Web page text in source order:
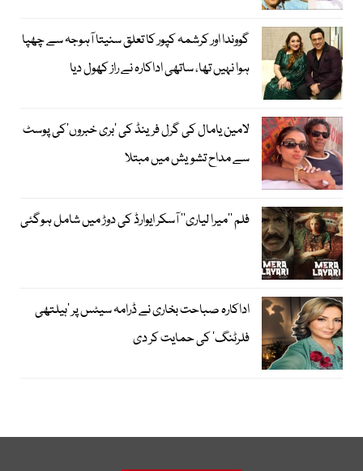
گووندا اور کرشمہ کپور کا تعلق سنیتا آہوجہ سے چھپا
ہوا نہیں تھا، ساتھی اداکارہ نے راز کھول دیا
لامین یامال کی گرل فرینڈ کی ’بری خبروں‘کی پوسٹ
سے مداح تشویش میں مبتلا
فلم ’’میرا لیاری‘‘ آسکر ایوارڈ کی دوڑ میں شامل ہوگئی
اداکارہ صباحت بخاری نے ڈرامہ سیٹس پر ’ہیلتھی
فلرٹنگ‘ کی حمایت کر دی